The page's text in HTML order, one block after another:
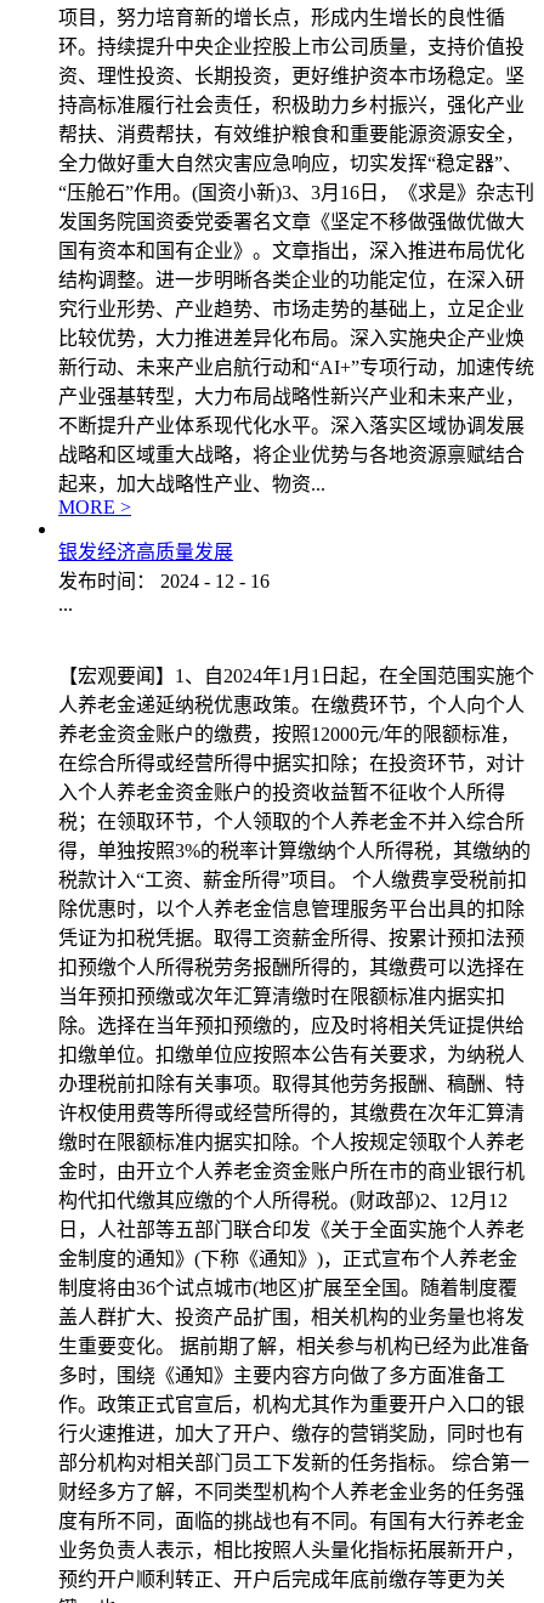
项目，努力培育新的增长点，形成内生增长的良性循
环。持续提升中央企业控股上市公司质量，支持价值投
资、理性投资、长期投资，更好维护资本市场稳定。坚
持高标准履行社会责任，积极助力乡村振兴，强化产业
帮扶、消费帮扶，有效维护粮食和重要能源资源安全，
全力做好重大自然灾害应急响应，切实发挥“稳定器”、
“压舱石”作用。(国资小新)3、3月16日，《求是》杂志刊
发国务院国资委党委署名文章《坚定不移做强做优做大
国有资本和国有企业》。文章指出，深入推进布局优化
结构调整。进一步明晰各类企业的功能定位，在深入研
究行业形势、产业趋势、市场走势的基础上，立足企业
比较优势，大力推进差异化布局。深入实施央企产业焕
新行动、未来产业启航行动和“AI+”专项行动，加速传统
产业强基转型，大力布局战略性新兴产业和未来产业，
不断提升产业体系现代化水平。深入落实区域协调发展
战略和区域重大战略，将企业优势与各地资源禀赋结合
起来，加大战略性产业、物资...
MORE >
银发经济高质量发展
发布时间：
2024 - 12 - 16
...
【宏观要闻】1、自2024年1月1日起，在全国范围实施个
人养老金递延纳税优惠政策。在缴费环节，个人向个人
养老金资金账户的缴费，按照12000元/年的限额标准，
在综合所得或经营所得中据实扣除；在投资环节，对计
入个人养老金资金账户的投资收益暂不征收个人所得
税；在领取环节，个人领取的个人养老金不并入综合所
得，单独按照3%的税率计算缴纳个人所得税，其缴纳的
税款计入“工资、薪金所得”项目。 个人缴费享受税前扣
除优惠时，以个人养老金信息管理服务平台出具的扣除
凭证为扣税凭据。取得工资薪金所得、按累计预扣法预
扣预缴个人所得税劳务报酬所得的，其缴费可以选择在
当年预扣预缴或次年汇算清缴时在限额标准内据实扣
除。选择在当年预扣预缴的，应及时将相关凭证提供给
扣缴单位。扣缴单位应按照本公告有关要求，为纳税人
办理税前扣除有关事项。取得其他劳务报酬、稿酬、特
许权使用费等所得或经营所得的，其缴费在次年汇算清
缴时在限额标准内据实扣除。个人按规定领取个人养老
金时，由开立个人养老金资金账户所在市的商业银行机
构代扣代缴其应缴的个人所得税。(财政部)2、12月12
日，人社部等五部门联合印发《关于全面实施个人养老
金制度的通知》(下称《通知》)，正式宣布个人养老金
制度将由36个试点城市(地区)扩展至全国。随着制度覆
盖人群扩大、投资产品扩围，相关机构的业务量也将发
生重要变化。 据前期了解，相关参与机构已经为此准备
多时，围绕《通知》主要内容方向做了多方面准备工
作。政策正式官宣后，机构尤其作为重要开户入口的银
行火速推进，加大了开户、缴存的营销奖励，同时也有
部分机构对相关部门员工下发新的任务指标。 综合第一
财经多方了解，不同类型机构个人养老金业务的任务强
度有所不同，面临的挑战也有不同。有国有大行养老金
业务负责人表示，相比按照人头量化指标拓展新开户，
预约开户顺利转正、开户后完成年底前缴存等更为关